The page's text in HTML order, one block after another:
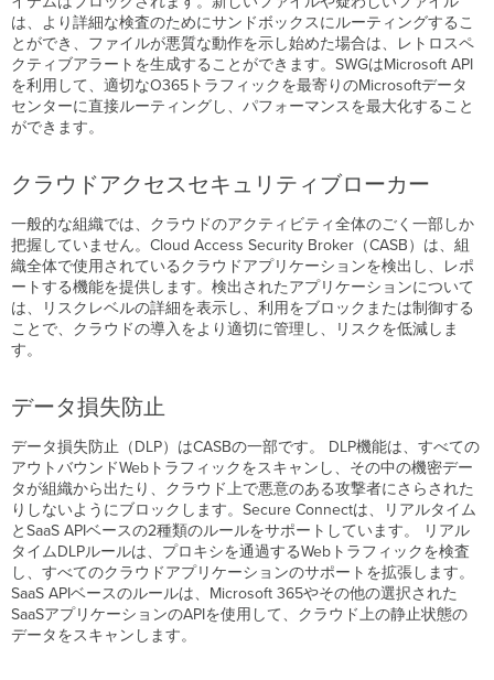
は、より詳細な検査のためにサンドボックスにルーティングするこ
とができ、ファイルが悪質な動作を示し始めた場合は、レトロスペ
クティブアラートを生成することができます。SWGはMicrosoft API
を利用して、適切なO365トラフィックを最寄りのMicrosoftデータ
センターに直接ルーティングし、パフォーマンスを最大化すること
ができます。
クラウドアクセスセキュリティブローカー
一般的な組織では、クラウドのアクティビティ全体のごく一部しか
把握していません。Cloud Access Security Broker（CASB）は、組
織全体で使用されているクラウドアプリケーションを検出し、レポ
ートする機能を提供します。検出されたアプリケーションについて
は、リスクレベルの詳細を表示し、利用をブロックまたは制御する
ことで、クラウドの導入をより適切に管理し、リスクを低減しま
す。
データ損失防止
データ損失防止（DLP）はCASBの一部です。 DLP機能は、すべての
アウトバウンドWebトラフィックをスキャンし、その中の機密デー
タが組織から出たり、クラウド上で悪意のある攻撃者にさらされた
りしないようにブロックします。Secure Connectは、リアルタイム
とSaaS APIベースの2種類のルールをサポートしています。 リアル
タイムDLPルールは、プロキシを通過するWebトラフィックを検査
し、すべてのクラウドアプリケーションのサポートを拡張します。
SaaS APIベースのルールは、Microsoft 365やその他の選択された
SaaSアプリケーションのAPIを使用して、クラウド上の静止状態の
データをスキャンします。